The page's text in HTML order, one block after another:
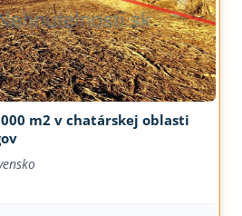
m2 v chatárskej oblasti